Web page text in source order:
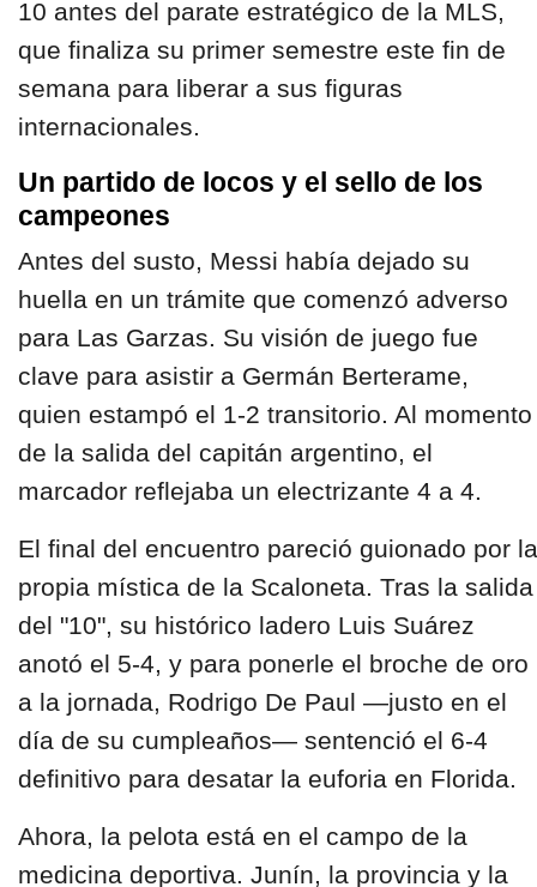
10 antes del parate estratégico de la MLS,
que finaliza su primer semestre este fin de
semana para liberar a sus figuras
internacionales.
Un partido de locos y el sello de los
campeones
Antes del susto, Messi había dejado su
huella en un trámite que comenzó adverso
para Las Garzas. Su visión de juego fue
clave para asistir a Germán Berterame,
quien estampó el 1-2 transitorio. Al momento
de la salida del capitán argentino, el
marcador reflejaba un electrizante 4 a 4.
El final del encuentro pareció guionado por la
propia mística de la Scaloneta. Tras la salida
del "10", su histórico ladero Luis Suárez
anotó el 5-4, y para ponerle el broche de oro
a la jornada, Rodrigo De Paul —justo en el
día de su cumpleaños— sentenció el 6-4
definitivo para desatar la euforia en Florida.
Ahora, la pelota está en el campo de la
medicina deportiva. Junín, la provincia y la